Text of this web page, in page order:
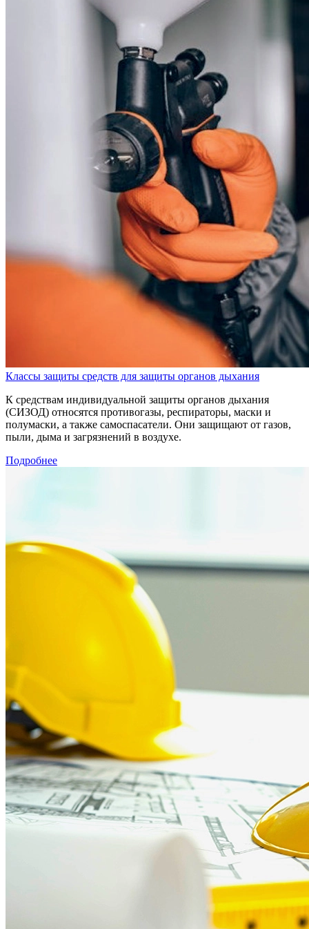
Классы защиты средств для защиты органов дыхания
К средствам индивидуальной защиты органов дыхания
(СИЗОД) относятся противогазы, респираторы, маски и
полумаски, а также самоспасатели. Они защищают от газов,
пыли, дыма и загрязнений в воздухе.
Подробнее